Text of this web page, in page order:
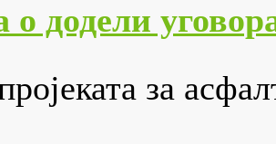
о додели
за